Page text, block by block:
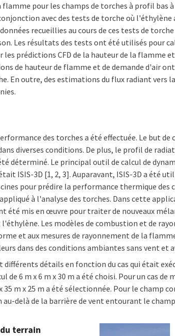
pour les champs de torches à profil bas
avec des tests de torche où l'éthylène
recueillies au cours de ces tests de
Les résultats des tests ont été utilisés pour
prédictions CFD de la hauteur de la flamme
de hauteur de flamme et de demande d'air
En outre, des estimations du flux radiant vers
des torches a été effectuée. Le but de
diverses conditions. De plus, le profil de
déterminé. Le principal outil de calcul de
ISIS-3D [1, 2, 3]. Auparavant, ISIS-3D a été
pour prédire la performance thermique des
à l'analyse des torches. Dans cette
été mis en œuvre pour traiter de nouveaux
Les modèles de combustion et de
et aux mesures de rayonnement de la
dans des conditions ambiantes sans vent et
différents détails en fonction du cas qui était
de 6 m x 6 m x 30 m a été choisi. Pour un cas
35 m x 25 m a été sélectionnée. Pour le champ
au-delà de la barrière de vent entourant le
terrain